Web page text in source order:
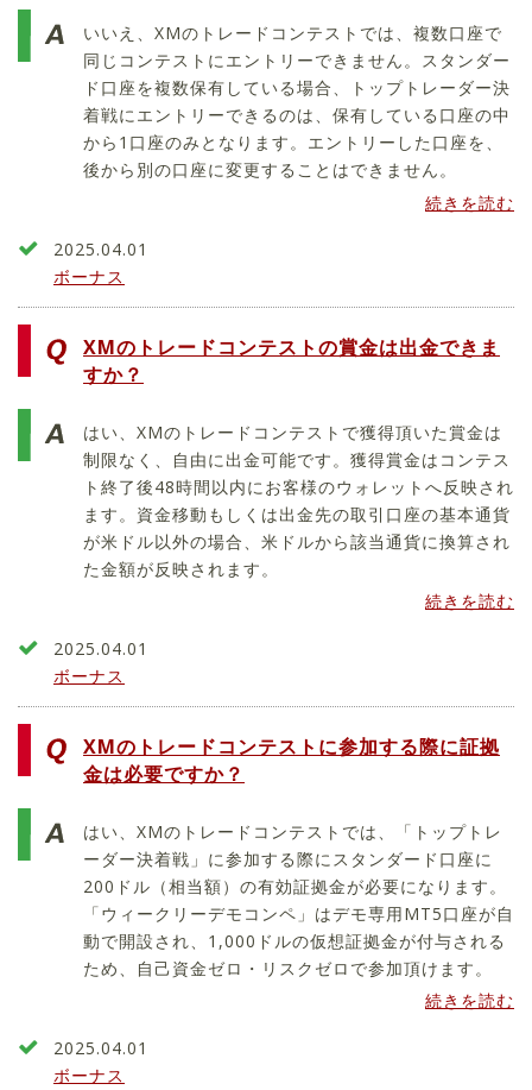
いいえ、XMのトレードコンテストでは、複数口座で
同じコンテストにエントリーできません。スタンダー
ド口座を複数保有している場合、トップトレーダー決
着戦にエントリーできるのは、保有している口座の中
から1口座のみとなります。エントリーした口座を、
後から別の口座に変更することはできません。
続きを読む
2025.04.01
ボーナス
XMのトレードコンテストの賞金は出金できま
すか？
はい、XMのトレードコンテストで獲得頂いた賞金は
制限なく、自由に出金可能です。獲得賞金はコンテス
ト終了後48時間以内にお客様のウォレットへ反映され
ます。資金移動もしくは出金先の取引口座の基本通貨
が米ドル以外の場合、米ドルから該当通貨に換算され
た金額が反映されます。
続きを読む
2025.04.01
ボーナス
XMのトレードコンテストに参加する際に証拠
金は必要ですか？
はい、XMのトレードコンテストでは、「トップトレ
ーダー決着戦」に参加する際にスタンダード口座に
200ドル（相当額）の有効証拠金が必要になります。
「ウィークリーデモコンペ」はデモ専用MT5口座が自
動で開設され、1,000ドルの仮想証拠金が付与される
ため、自己資金ゼロ・リスクゼロで参加頂けます。
続きを読む
2025.04.01
ボーナス